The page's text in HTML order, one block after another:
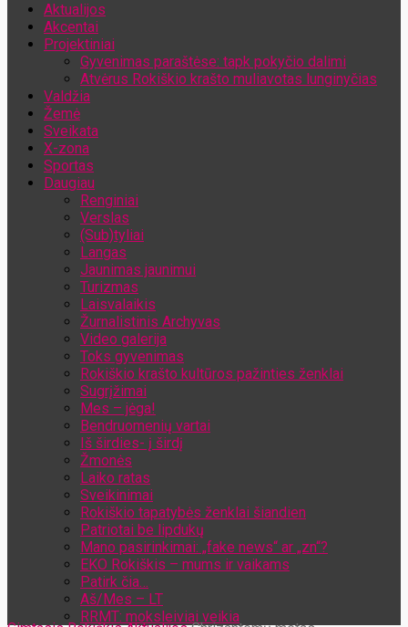
Aktualijos
Akcentai
Projektiniai
Gyvenimas paraštėse: tapk pokyčio dalimi
Atvėrus Rokiškio krašto muliavotas lunginyčias
Valdžia
Žemė
Sveikata
X-zona
Sportas
Daugiau
Renginiai
Verslas
(Sub)tyliai
Langas
Jaunimas jaunimui
Turizmas
Laisvalaikis
Žurnalistinis Archyvas
Video galerija
Toks gyvenimas
Rokiškio krašto kultūros pažinties ženklai
Sugrįžimai
Mes – jėga!
Bendruomenių vartai
Iš širdies- į širdį
Žmonės
Laiko ratas
Sveikinimai
Rokiškio tapatybės ženklai šiandien
Patriotai be lipdukų
Mano pasirinkimai: „fake news“ ar „zn“?
EKO Rokiškis – mums ir vaikams
Patirk čia…
Aš/Mes – LT
RRMT: moksleiviai veikia